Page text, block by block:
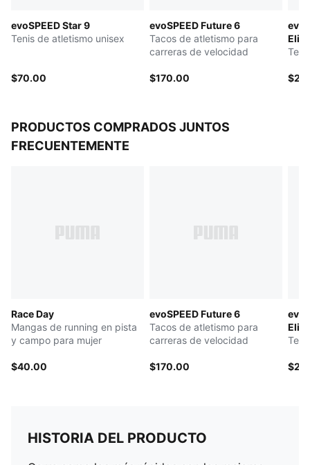
evoSPEED Star 9
Tenis de atletismo unisex
$70.00
evoSPEED Future 6
Tacos de atletismo para
carreras de velocidad
$170.00
PRODUCTOS COMPRADOS JUNTOS
FRECUENTEMENTE
Race Day
Mangas de running en pista
y campo para mujer
$40.00
evoSPEED Future 6
Tacos de atletismo para
carreras de velocidad
$170.00
HISTORIA DEL PRODUCTO